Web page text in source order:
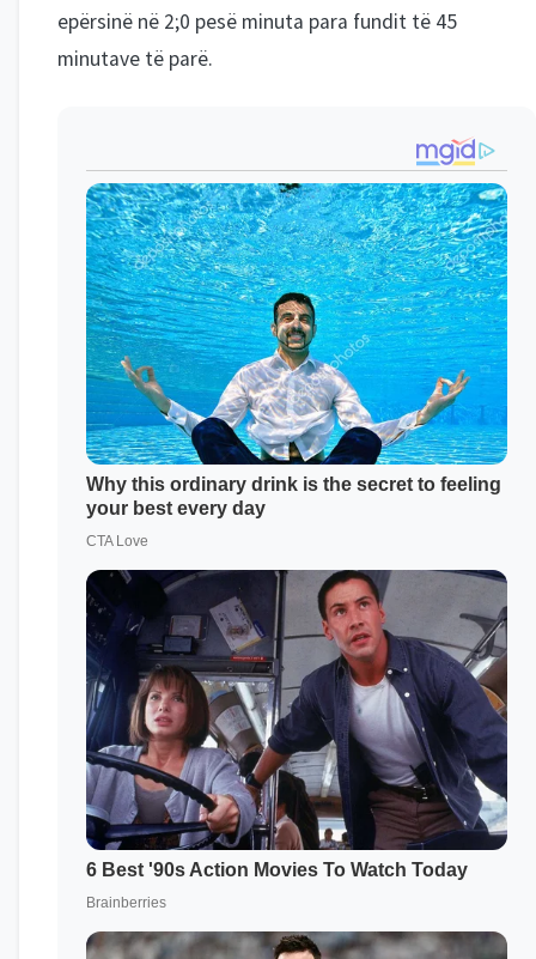
epërsinë në 2;0 pesë minuta para fundit të 45
minutave të parë.